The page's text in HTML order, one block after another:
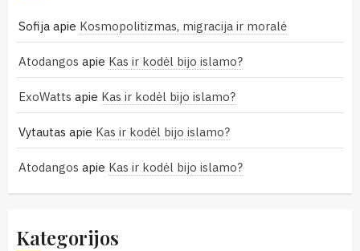
Sofija apie Kosmopolitizmas, migracija ir moralė
Atodangos apie Kas ir kodėl bijo islamo?
ExoWatts apie Kas ir kodėl bijo islamo?
Vytautas apie Kas ir kodėl bijo islamo?
Atodangos apie Kas ir kodėl bijo islamo?
Kategorijos